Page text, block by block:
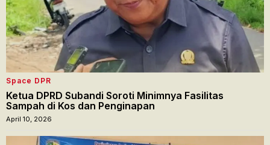
Space DPR
Ketua DPRD Subandi Soroti Minimnya Fasilitas
Sampah di Kos dan Penginapan
April 10, 2026